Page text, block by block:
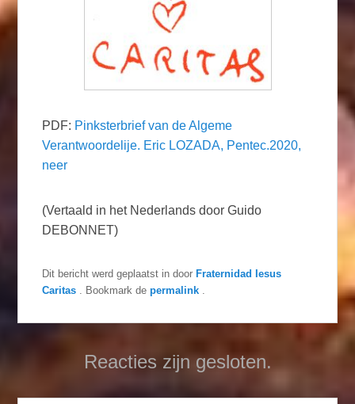
PDF: Pinksterbrief van de Algeme
Verantwoordelije. Eric LOZADA, Pentec.2020,
neer
(Vertaald in het Nederlands door Guido
DEBONNET)
Dit bericht werd geplaatst indoor Fraternidad Iesus
Caritas . Bookmark depermalink .
Reacties zijn gesloten.